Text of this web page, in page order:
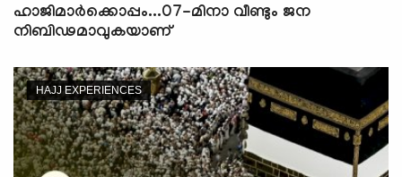
ഹാജിമാര്‍ക്കൊപ്പം...07-മിനാ വീണ്ടും ജന
നിബിഢമാവുകയാണ്
HAJJ EXPERIENCES